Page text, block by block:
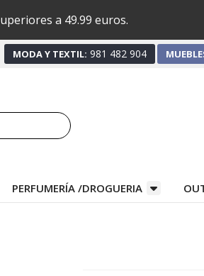
a 49.99 euros.
MODA Y TEXTIL: 981 482 904
PERFUMERÍA /DROGUERIA